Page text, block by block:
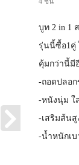
บูท 2 in 1
รุ่นนี้ซื้อ1คู่
คุ้มกว่านี้มี
-ถอดปลอ
-หนังนุ่ม ใ
-เสริมส้นสู
-น้ำหนักเบ